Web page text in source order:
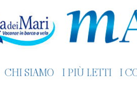
CHI SIAMO I PIÙ LETTI I